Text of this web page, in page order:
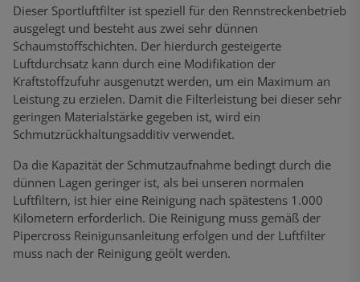
Dieser Sportluftfilter ist speziell für den Rennstreckenbetrieb
ausgelegt und besteht aus zwei sehr dünnen
Schaumstoffschichten. Der hierdurch gesteigerte
Luftdurchsatz kann durch eine Modifikation der
Kraftstoffzufuhr ausgenutzt werden, um ein Maximum an
Leistung zu erzielen. Damit die Filterleistung bei dieser sehr
geringen Materialstärke gegeben ist, wird ein
Schmutzrückhaltungsadditiv verwendet.
Da die Kapazität der Schmutzaufnahme bedingt durch die
dünnen Lagen geringer ist, als bei unseren normalen
Luftfiltern, ist hier eine Reinigung nach spätestens 1.000
Kilometern erforderlich. Die Reinigung muss gemäß der
Pipercross Reinigunsanleitung erfolgen und der Luftfilter
muss nach der Reinigung geölt werden.